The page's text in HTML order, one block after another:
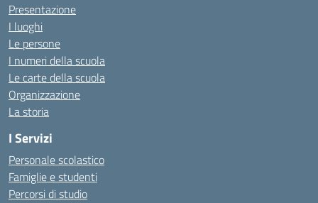
Presentazione
I luoghi
Le persone
I numeri della scuola
Le carte della scuola
Organizzazione
La storia
I Servizi
Personale scolastico
Famiglie e studenti
Percorsi di studio